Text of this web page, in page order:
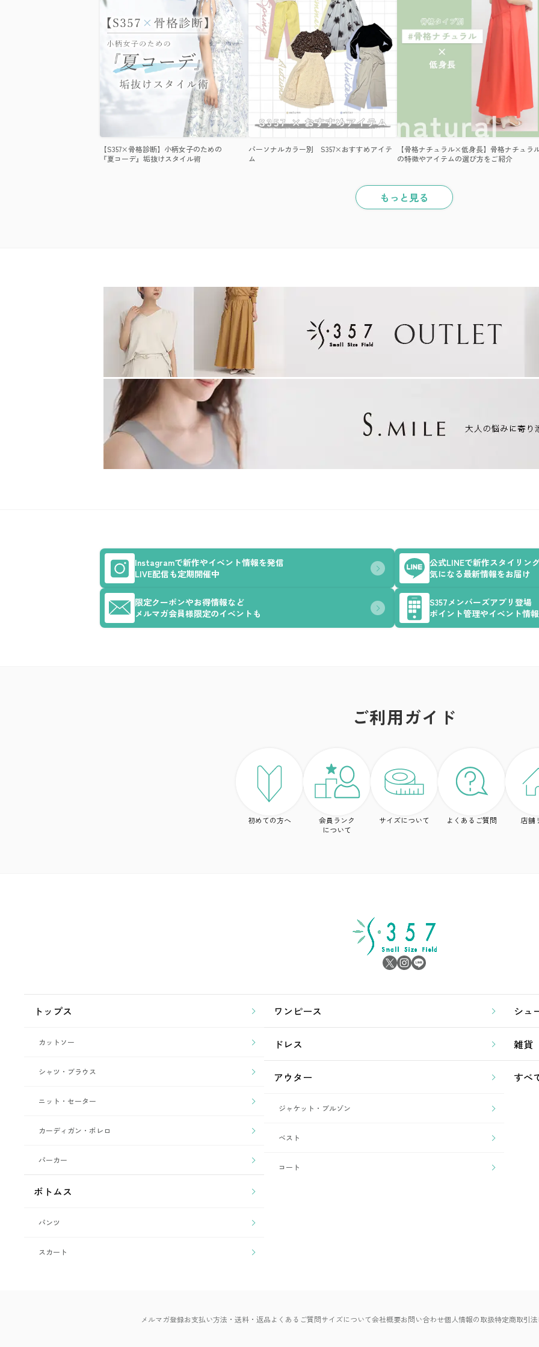
【S357×骨格診断】小柄女子のための
『夏コーデ』垢抜けスタイル術
パーソナルカラー別 S357×おすすめアイテ
ム
【骨格ナチュラル×低身長】骨格ナチュラ
の特徴やアイテムの選び方をご紹介
もっと見る
Instagramで新作やイベント情報を発信
LIVE配信も定期開催中
公式LINEで新作スタイリン
気になる最新情報をお届け
限定クーポンやお得情報など
メルマガ会員様限定のイベントも
S357メンバーズアプリ登場
ポイント管理やイベント情
ご利用ガイド
初めての方へ
会員ランク
について
サイズについて よくあるご質問 店舗
トップス
カットソー
シャツ・ブラウス
ニット・セーター
カーディガン・ボレロ
パーカー
ボトムス
パンツ
スカート
ワンピース
ドレス
アウター
ジャケット・ブルゾン
ベスト
コート
シュ
雑貨
すべ
メルマガ登録お支払い方法・送料・返品よくあるご質問サイズについて会社概要お問い合わせ個人情報の取扱特定商取引